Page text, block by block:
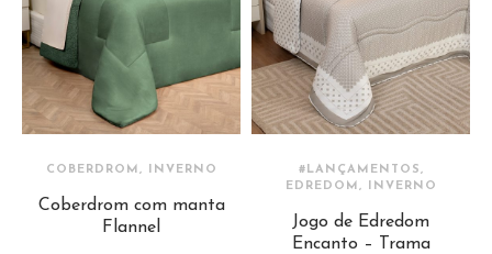
COBERDROM, INVERNO
Coberdrom com manta
Flannel
#LANÇAMENTOS,
EDREDOM, INVERNO
Jogo de Edredom
Encanto – Trama